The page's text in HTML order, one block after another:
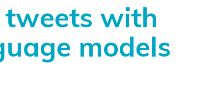
tweets with
models